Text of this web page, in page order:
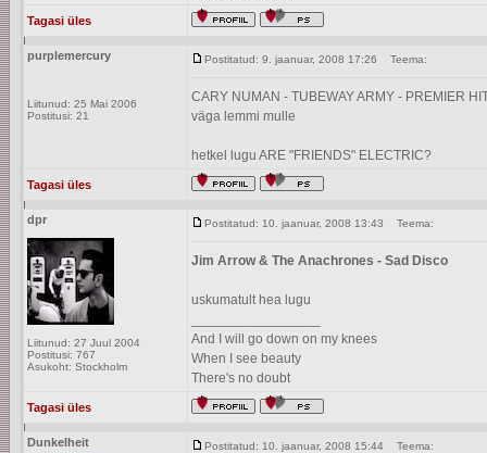
Tagasi üles
purplemercury
Liitunud: 25 Mai 2006
Postitusi: 21
Postitatud: 9. jaanuar, 2008 17:26 Teema:
CARY NUMAN - TUBEWAY ARMY - PREMIER
väga lemmi mulle
hetkel lugu ARE "FRIENDS" ELECTRIC?
Tagasi üles
dpr
Liitunud: 27 Juul 2004
Postitusi: 767
Asukoht: Stockholm
Postitatud: 10. jaanuar, 2008 13:43 Teema:
Jim Arrow & The Anachrones - Sad Disco
uskumatult hea lugu
And I will go down on my knees
When I see beauty
There's no doubt
Tagasi üles
Dunkelheit Postitatud: 10. jaanuar, 2008 15:44 Teema: